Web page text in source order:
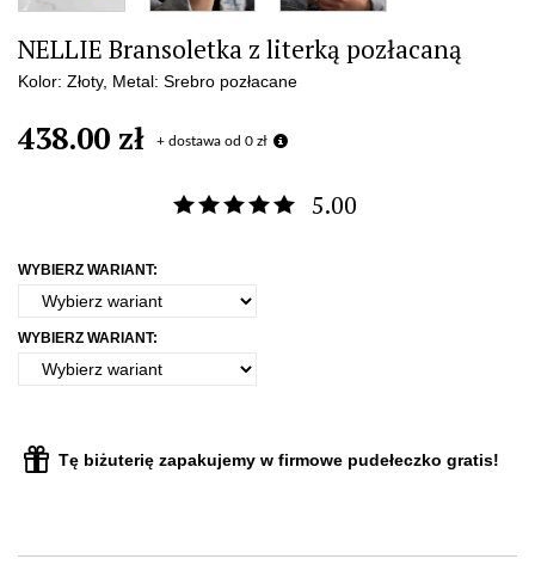
NELLIE Bransoletka z literką pozłacaną
Kolor: Złoty, Metal: Srebro pozłacane
438.00 zł + dostawa od 0 zł
5.00
WYBIERZ WARIANT:
WYBIERZ WARIANT:
Tę biżuterię zapakujemy w firmowe pudełeczko gratis!